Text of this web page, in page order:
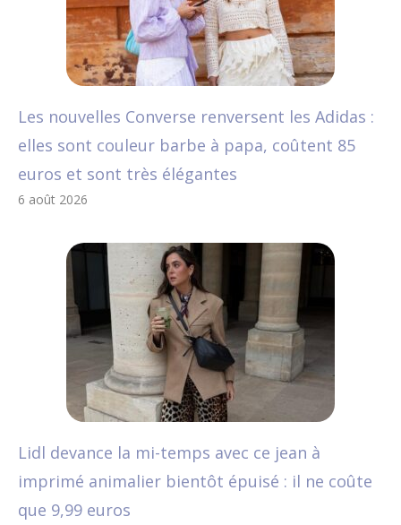
Les nouvelles Converse renversent les Adidas :
elles sont couleur barbe à papa, coûtent 85
euros et sont très élégantes
6 août 2026
Lidl devance la mi-temps avec ce jean à
imprimé animalier bientôt épuisé : il ne coûte
que 9,99 euros